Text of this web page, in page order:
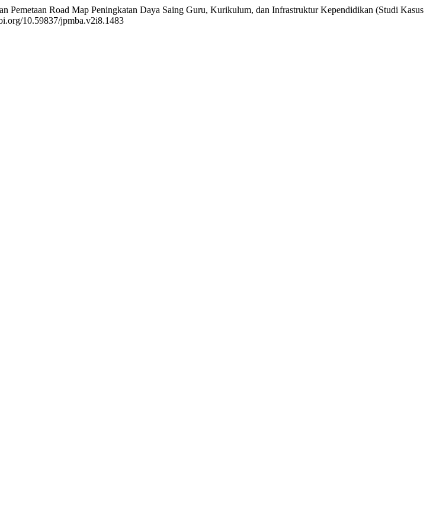
Road Map Peningkatan Daya Saing Guru, Kurikulum, dan Infrastruktur Kependidikan (Studi Kasus
10.59837/jpmba.v2i8.1483